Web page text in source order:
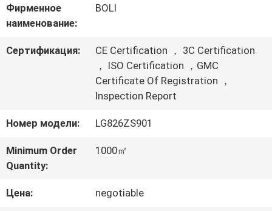
НАС
ЭКСКУРСИЯ
ЗАВОДУ
КОНТРОЛЬ
КАЧЕСТВА
Фирменное
наименование:
BOLI
Сертификация:
CE Certification ， 3C Certification
， ISO Certification ，GMC
Certificate Of Registration ，
Inspection Report
Номер модели: LG826ZS901
Minimum Order
Quantity:
1000㎡
Цена: negotiable